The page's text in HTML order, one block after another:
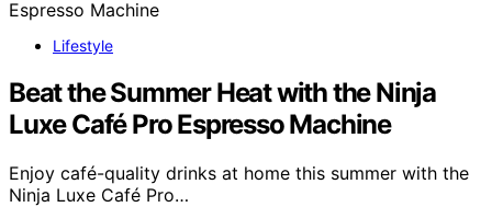
Lifestyle
Beat the Summer Heat with the Ninja
Luxe Café Pro Espresso Machine
Enjoy café-quality drinks at home this summer with the
Ninja Luxe Café Pro…